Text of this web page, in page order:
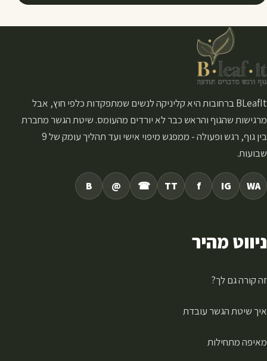
BLeafIt ברחובות היא קליניקה לנשים שמתפקדות כלפי חוץ, אבל
מרגישות שהגוף והראש כבר לא יורדים מהעומס. שיטת הגשר מחברת
בין גוף, רגש ופעולה - ממפגש מיפוי אישי ועד תהליך עומק של 9
שבועות.
WA
IG
f
TT
☎
@
B
ניווט מהיר
זה קורה גם לך?
איך שיטת הגשר עובדת
מאיפה מתחילות